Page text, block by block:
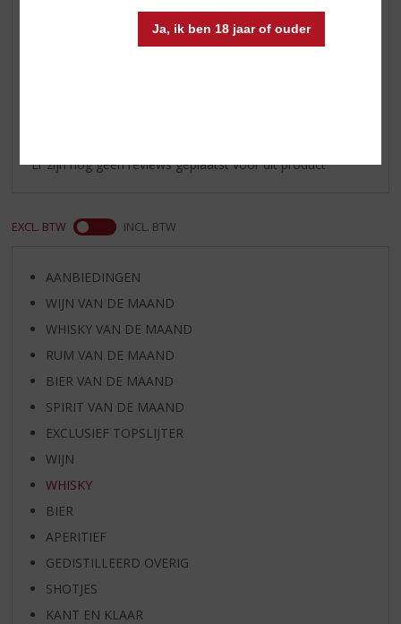
Ja, ik ben 18 jaar of ouder
vleeswaren.
Er zijn nog geen reviews geplaatst voor dit product
EXCL. BTW INCL. BTW
AANBIEDINGEN
WIJN VAN DE MAAND
WHISKY VAN DE MAAND
RUM VAN DE MAAND
BIER VAN DE MAAND
SPIRIT VAN DE MAAND
EXCLUSIEF TOPSLIJTER
WIJN
WHISKY
BIER
APERITIEF
GEDISTILLEERD OVERIG
SHOTJES
KANT EN KLAAR